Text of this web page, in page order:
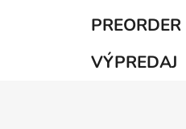
PREORDER
VÝPREDAJ